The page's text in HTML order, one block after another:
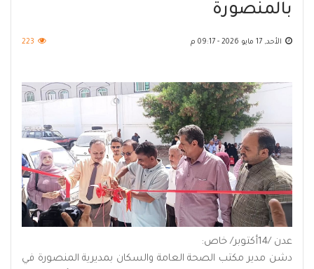
بالمنصورة
الأحد, 17 مايو 2026 - 09:17 م 223
عدن /14أكتوبر/ خاص:
دشن مدير مكتب الصحة العامة والسكان بمديرية المنصورة في